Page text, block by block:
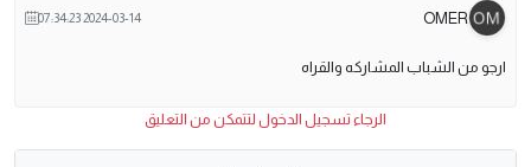
OMER
2024-03-14 07:34:23
ارجو من الشباب المشاركه والقراه
الرجاء تسجيل الدخول لتتمكن من التعليق